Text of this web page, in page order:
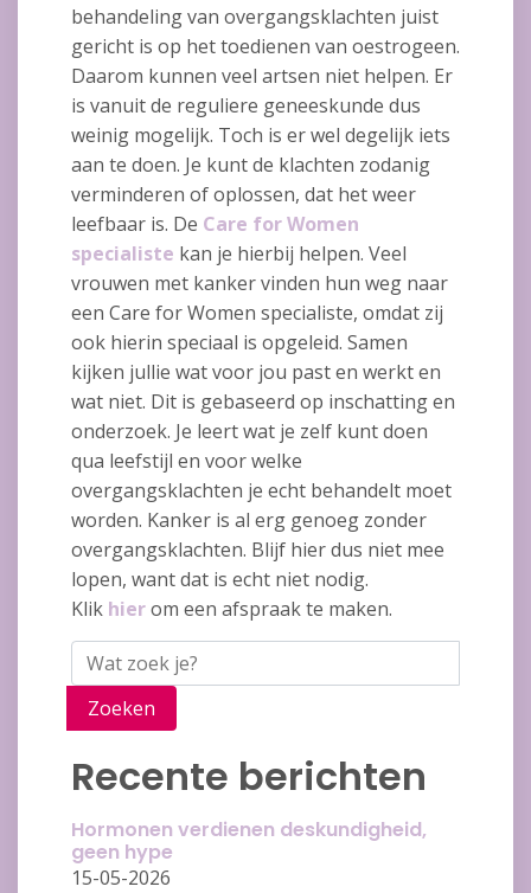
behandeling van overgangsklachten juist
gericht is op het toedienen van oestrogeen.
Daarom kunnen veel artsen niet helpen. Er
is vanuit de reguliere geneeskunde dus
weinig mogelijk. Toch is er wel degelijk iets
aan te doen. Je kunt de klachten zodanig
verminderen of oplossen, dat het weer
leefbaar is. De Care for Women
specialiste kan je hierbij helpen. Veel
vrouwen met kanker vinden hun weg naar
een Care for Women specialiste, omdat zij
ook hierin speciaal is opgeleid. Samen
kijken jullie wat voor jou past en werkt en
wat niet. Dit is gebaseerd op inschatting en
onderzoek. Je leert wat je zelf kunt doen
qua leefstijl en voor welke
overgangsklachten je echt behandelt moet
worden. Kanker is al erg genoeg zonder
overgangsklachten. Blijf hier dus niet mee
lopen, want dat is echt niet nodig.
Klik hierom een afspraak te maken.
Zoeken
Recente berichten
Hormonen verdienen deskundigheid,
geen hype
15-05-2026